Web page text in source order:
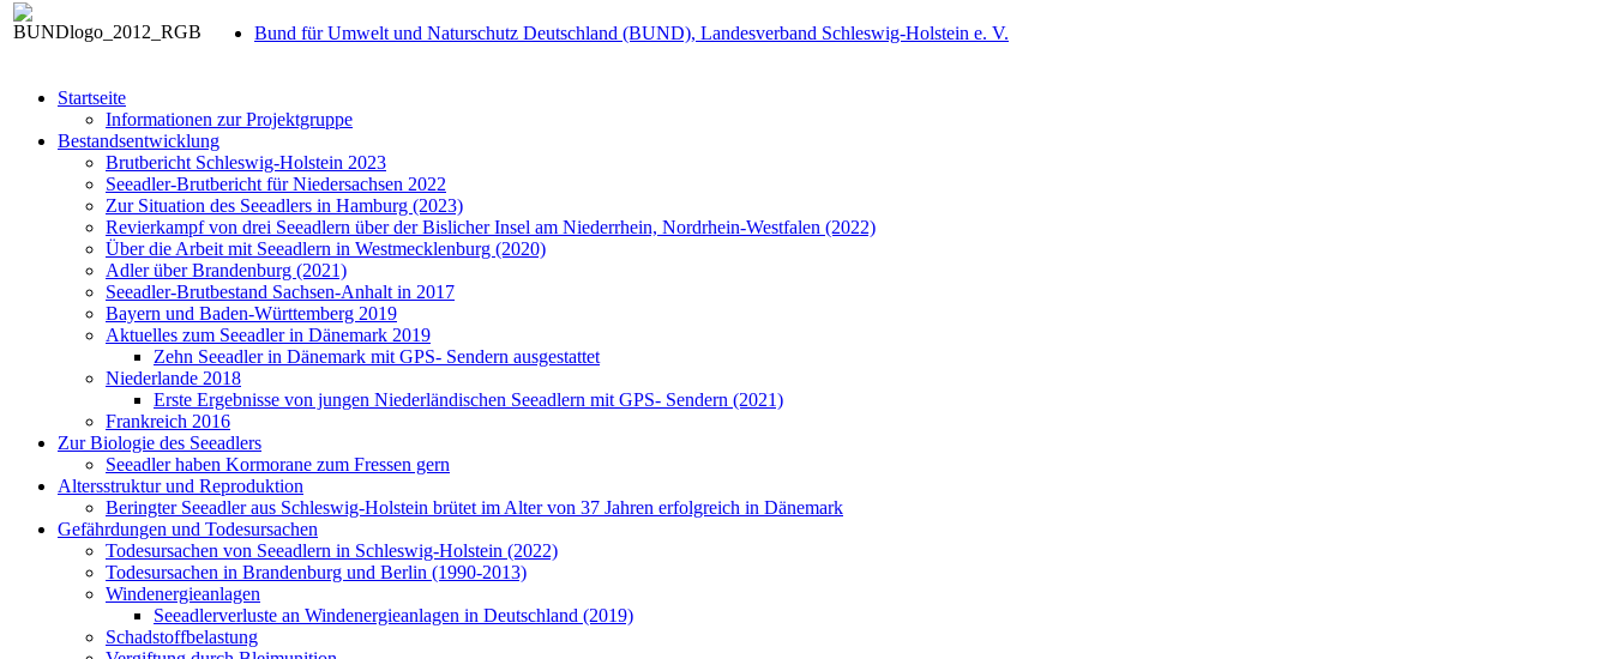
Bund für Umwelt und Naturschutz Deutschland (BUND), Landesverband Schleswig-Holstein e. V.
Startseite
Informationen zur Projektgruppe
Bestandsentwicklung
Brutbericht Schleswig-Holstein 2023
Seeadler-Brutbericht für Niedersachsen 2022
Zur Situation des Seeadlers in Hamburg (2023)
Revierkampf von drei Seeadlern über der Bislicher Insel am Niederrhein, Nordrhein-Westfalen (2022)
Über die Arbeit mit Seeadlern in Westmecklenburg (2020)
Adler über Brandenburg (2021)
Seeadler-Brutbestand Sachsen-Anhalt in 2017
Bayern und Baden-Württemberg 2019
Aktuelles zum Seeadler in Dänemark 2019
Zehn Seeadler in Dänemark mit GPS- Sendern ausgestattet
Niederlande 2018
Erste Ergebnisse von jungen Niederländischen Seeadlern mit GPS- Sendern (2021)
Frankreich 2016
Zur Biologie des Seeadlers
Seeadler haben Kormorane zum Fressen gern
Altersstruktur und Reproduktion
Beringter Seeadler aus Schleswig-Holstein brütet im Alter von 37 Jahren erfolgreich in Dänemark
Gefährdungen und Todesursachen
Todesursachen von Seeadlern in Schleswig-Holstein (2022)
Todesursachen in Brandenburg und Berlin (1990-2013)
Windenergieanlagen
Seeadlerverluste an Windenergieanlagen in Deutschland (2019)
Schadstoffbelastung